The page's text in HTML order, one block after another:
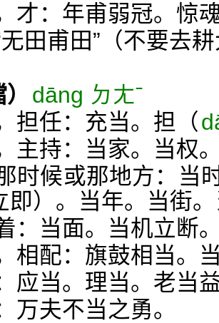
才：年甫弱冠。惊
田甫田”（不要去
dāng ㄉㄤˉ
担任：充当。担（
主持：当家。当权
时候或那地方：当
即）。当年。当街
：当面。当机立断
相配：旗鼓相当。
应当。理当。老当
夫不当之勇。